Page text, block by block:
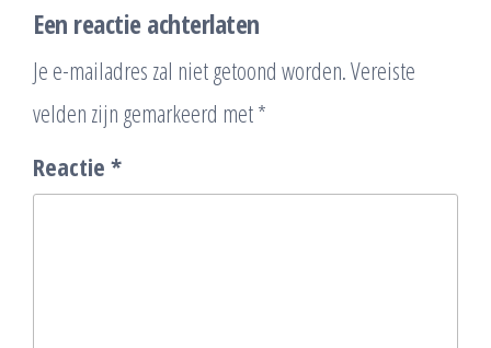
Een reactie achterlaten
Je e-mailadres zal niet getoond worden.Vereiste
velden zijn gemarkeerd met*
Reactie *